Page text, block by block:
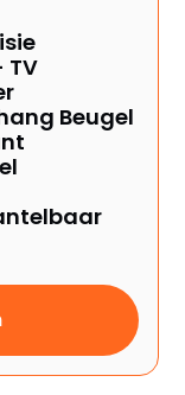
TV
Beugel